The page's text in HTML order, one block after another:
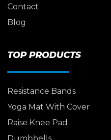
Contact
Blog
TOP PRODUCTS
Resistance Bands
Yoga Mat With Cover
Raise Knee Pad